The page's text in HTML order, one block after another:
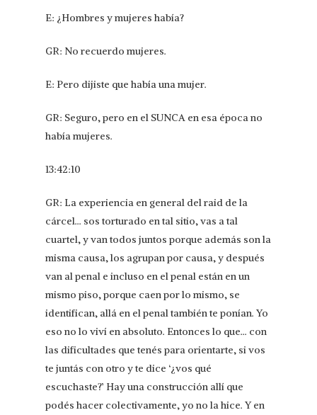
E: ¿Hombres y mujeres había?
GR: No recuerdo mujeres.
E: Pero dijiste que había una mujer.
GR: Seguro, pero en el SUNCA en esa época no
había mujeres.
13:42:10
GR: La experiencia en general del raid de la
cárcel… sos torturado en tal sitio, vas a tal
cuartel, y van todos juntos porque además son la
misma causa, los agrupan por causa, y después
van al penal e incluso en el penal están en un
mismo piso, porque caen por lo mismo, se
identifican, allá en el penal también te ponían. Yo
eso no lo viví en absoluto. Entonces lo que… con
las dificultades que tenés para orientarte, si vos
te juntás con otro y te dice ‘¿vos qué
escuchaste?’ Hay una construcción allí que
podés hacer colectivamente, yo no la hice. Y en